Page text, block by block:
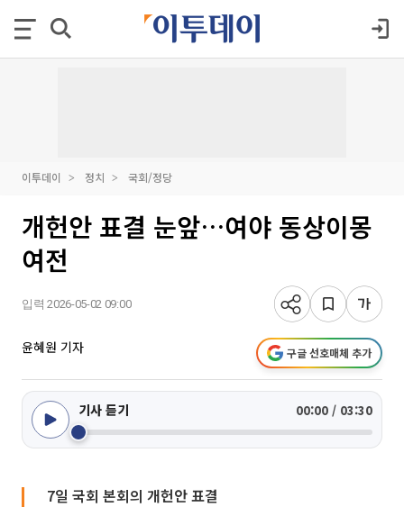
이투데이 정치 국회/정당
개헌안 표결 눈앞…여야 동상이몽
여전
입력 2026-05-02 09:00
윤혜원 기자 구글 선호매체 추가
기사 듣기 00:00 / 03:30
7일 국회 본회의 개헌안 표결